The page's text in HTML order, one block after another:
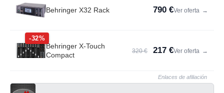
Behringer X32 Rack 790 €Ver oferta →
-32%
Behringer X-Touch
Compact
320 € 217 €Ver oferta →
Enlaces de afiliación